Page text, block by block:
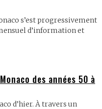
s’est progressivement
d’information et
des années 50 à
d’hier. À travers un